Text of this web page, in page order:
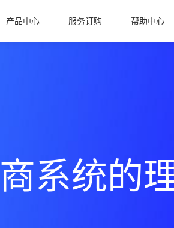
产品中心 服务订购 帮助中心
系统的
系统的
系统的